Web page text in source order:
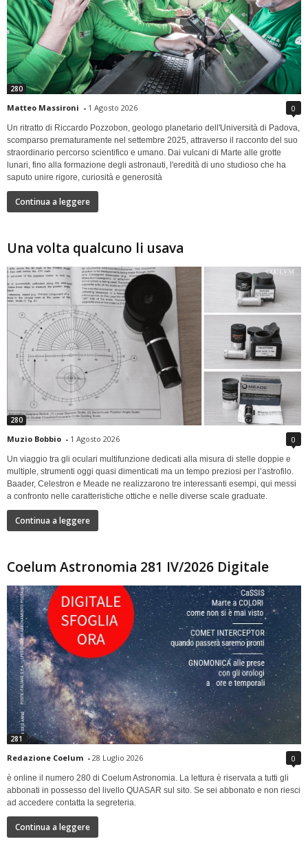
280
Matteo Massironi - 1 Agosto 2026 0
Un ritratto di Riccardo Pozzobon, geologo planetario dell'Università di Padova,
scomparso prematuramente nel settembre 2025, attraverso il racconto del suo
straordinario percorso scientifico e umano. Dai vulcani di Marte alle grotte
lunari, fino alla formazione degli astronauti, l'eredità di uno studioso che ha
saputo unire rigore, curiosità e generosità
Continua a leggere
Una volta qualcuno li usava
280
Muzio Bobbio - 1 Agosto 2026 0
Un viaggio tra gli oculari multifunzione dedicati alla misura di stelle doppie e
multiple, strumenti oggi quasi dimenticati ma un tempo preziosi per l’astrofilo.
Baader, Celestron e Meade ne realizzarono tre interessanti esempi, qui messi
a confronto nelle caratteristiche ottiche e nelle diverse scale graduate.
Continua a leggere
Coelum Astronomia 281 IV/2026 Digitale
281
Redazione Coelum - 28 Luglio 2026 0
è online il numero 280 di Coelum Astronomia. La lettura è riservata a tutti gli
abbonati in possesso del livello QUASAR sul sito. Se sei abbonato e non riesci
ad accedere contatta la segreteria.
Continua a leggere